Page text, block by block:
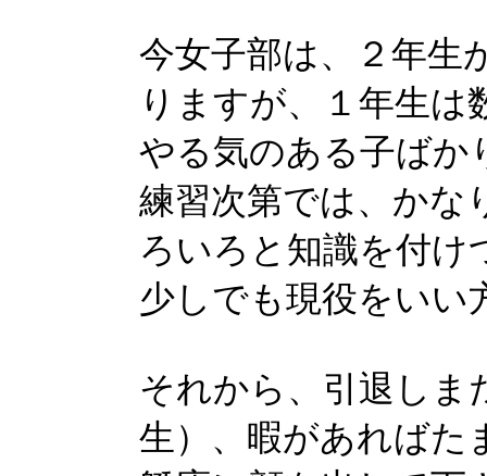
今女子部は、２年生
りますが、１年生は
やる気のある子ばか
練習次第では、かな
ろいろと知識を付け
少しでも現役をいい
それから、引退しま
生）、暇があればた